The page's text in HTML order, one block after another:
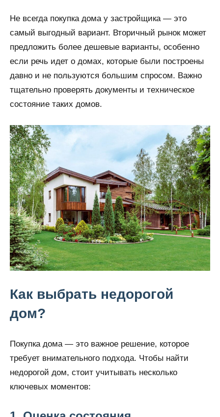
Не всегда покупка дома у застройщика — это
самый выгодный вариант. Вторичный рынок может
предложить более дешевые варианты, особенно
если речь идет о домах, которые были построены
давно и не пользуются большим спросом. Важно
тщательно проверять документы и техническое
состояние таких домов.
Как выбрать недорогой
дом?
Покупка дома — это важное решение, которое
требует внимательного подхода. Чтобы найти
недорогой дом, стоит учитывать несколько
ключевых моментов: